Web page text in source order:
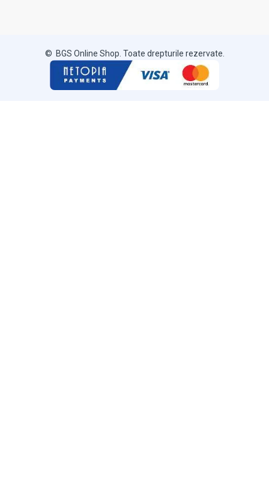
© BGS Online Shop. Toate drepturile rezervate.